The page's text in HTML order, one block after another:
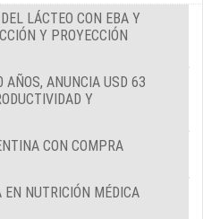
LÁCTEO CON EBA Y
Y PROYECCIÓN
AÑOS, ANUNCIA USD 63
Y
CON COMPRA
NUTRICIÓN MÉDICA